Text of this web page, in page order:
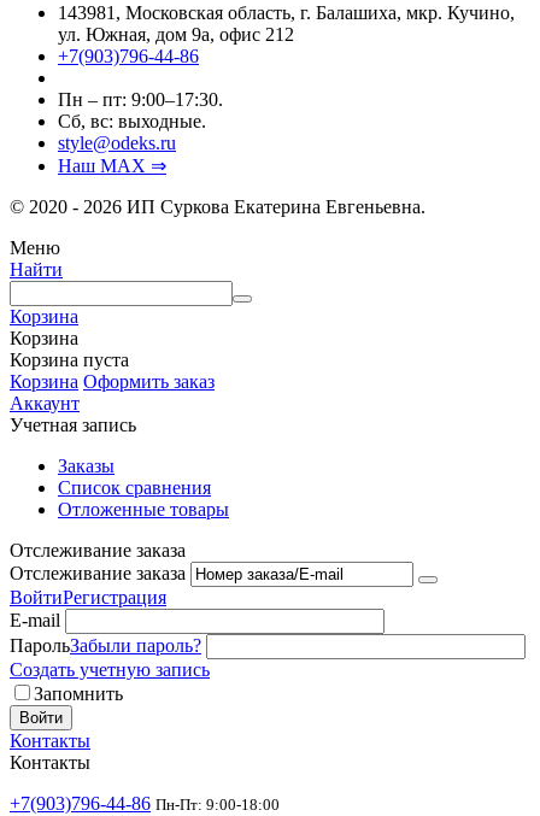
143981, Московская область, г. Балашиха, мкр. Кучино,
ул. Южная, дом 9а, офис 212
+7(903)796-44-86
Пн – пт: 9:00–17:30.
Сб, вс: выходные.
style@odeks.ru
Наш MAX ⇒
© 2020 - 2026 ИП Суркова Екатерина Евгеньевна.
Меню
Найти
Корзина
Корзина
Корзина пуста
Корзина Оформить заказ
Аккаунт
Учетная запись
Заказы
Список сравнения
Отложенные товары
Отслеживание заказа
Отслеживание заказа
ВойтиРегистрация
E-mail
ПарольЗабыли пароль?
Создать учетную запись
Запомнить
Войти
Контакты
Контакты
+7(903)796-44-86 Пн-Пт: 9:00-18:00